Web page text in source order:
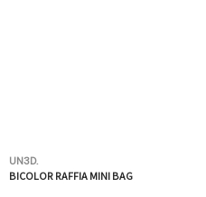
UN3D.
BICOLOR RAFFIA MINI BAG